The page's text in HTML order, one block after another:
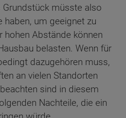
Grundstück müsste also
haben, um geeignet zu
hohen Abstände können
belasten. Wenn für
dazugehören muss,
an vielen Standorten
sind in diesem
Nachteile, die ein